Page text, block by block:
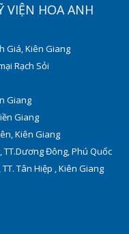
VIỆN HOA ANH
Giá, Kiên Giang
Rạch Sỏi
Giang
Giang
Kiên Giang
TT.Dương Đông, Phú Quốc
Tân Hiệp , Kiên Giang